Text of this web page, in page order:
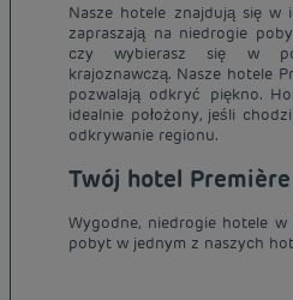
Nasze hotele znajdują się w
zapraszają na niedrogie
czy wybierasz się w
krajoznawczą. Nasze hotele
pozwalają odkryć piękno.
idealnie położony, jeśli
odkrywanie regionu.
Twój hotel
Wygodne, niedrogie hotele w
pobyt w jednym z naszych
Tanie hotele Paryż
Tanie hotele Warszawa
Tanie hotele Wrocław
Tanie hotele Polska
Informacje prawne
Regulamin